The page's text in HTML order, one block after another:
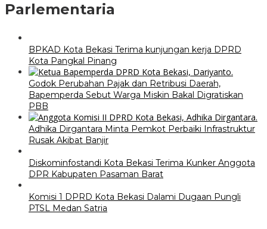
Parlementaria
BPKAD Kota Bekasi Terima kunjungan kerja DPRD
Kota Pangkal Pinang
Godok Perubahan Pajak dan Retribusi Daerah,
Bapemperda Sebut Warga Miskin Bakal Digratiskan
PBB
Adhika Dirgantara Minta Pemkot Perbaiki Infrastruktur
Rusak Akibat Banjir
Diskominfostandi Kota Bekasi Terima Kunker Anggota
DPR Kabupaten Pasaman Barat
Komisi 1 DPRD Kota Bekasi Dalami Dugaan Pungli
PTSL Medan Satria